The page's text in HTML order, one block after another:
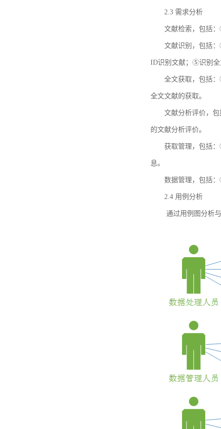
2.3 需求分析
文献检索，包括
文献识别，包括
ID识别文献；⑤识别全
全文获取，包括
全文文献的获取。
文献分析评价，
的文献分析评价。
获取管理，包括
息。
数据管理，包括
2.4 用例分析
通过用例图分析